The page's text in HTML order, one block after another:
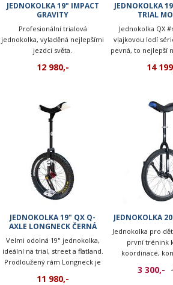
JEDNOKOLKA 19" IMPACT
GRAVITY
Profesionální trialová
jednokolka, vyladěná nejlepšími
jezdci světa.
12 980,-
JEDNOKOLKA
TRIAL
Jednokolka QX
vlajkovou lodí
pevná, to nejlepší
14
JEDNOKOLKA 19" QX Q-
AXLE LONGNECK ČERNÁ
Velmi odolná 19" jednokolka,
ideální na trial, street a flatland.
Prodloužený rám Longneck je
11 980,-
JEDNOKOLKA
Jednokolka pro
první trénink
koordinace,
rovnováhy a
3 300,-